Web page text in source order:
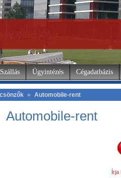
Szállás Ügyintézés Cégadatbázis
» Automobile-rent
Automobile-rent
Írja